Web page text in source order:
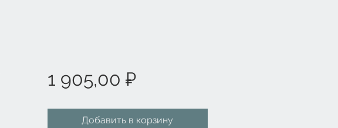
1 905,00 ₽Цена
Добавить в корзину